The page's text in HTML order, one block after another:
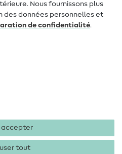
Nous fournissons plus
des données personnelles et
de confidentialité.
accepter
tout
des données CGV
Droit